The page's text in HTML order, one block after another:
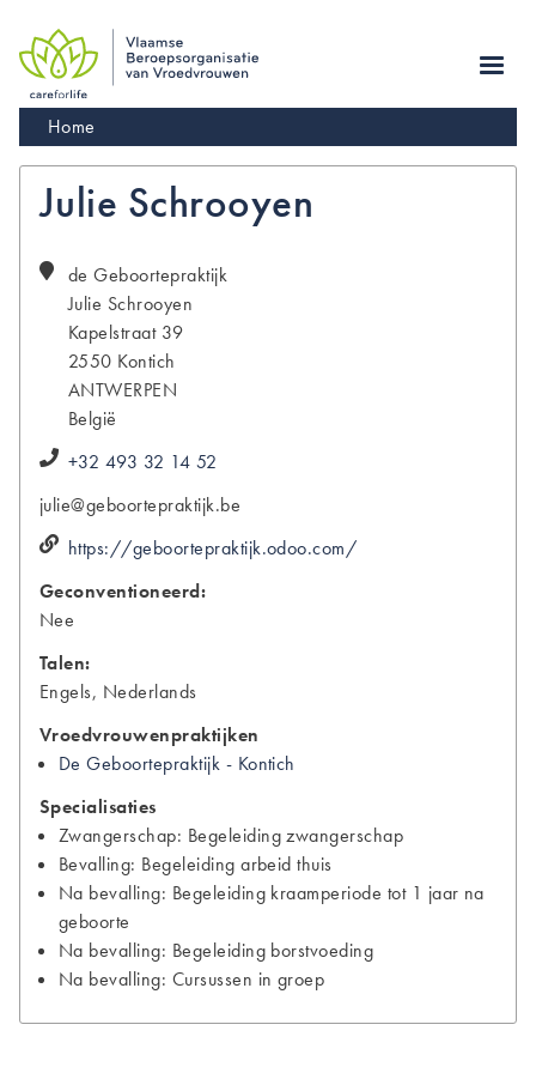
main
navigation
Kruimelpad
Home
Julie Schrooyen
de Geboortepraktijk
Julie Schrooyen
Kapelstraat 39
2550 Kontich
ANTWERPEN
België
+32 493 32 14 52
julie@geboortepraktijk.be
https://geboortepraktijk.odoo.com/
Geconventioneerd:
Nee
Talen:
Engels, Nederlands
Vroedvrouwenpraktijken
De Geboortepraktijk - Kontich
Specialisaties
Zwangerschap: Begeleiding zwangerschap
Bevalling: Begeleiding arbeid thuis
Na bevalling: Begeleiding kraamperiode tot 1 jaar na
geboorte
Na bevalling: Begeleiding borstvoeding
Na bevalling: Cursussen in groep